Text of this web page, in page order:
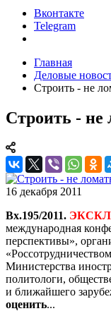
Вконтакте
Telegram
Главная
Деловые
Строить - не
Строить -
16 декабря 2011
Вх.195/2011.
международная
перспективы»,
Министерства
политологи,
и ближайшего
оценить...